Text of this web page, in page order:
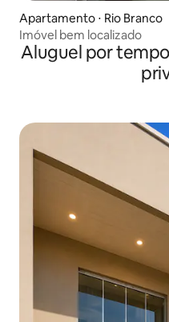
Apartamento ⋅ Rio Branco
Imóvel bem localizado
Aluguel por